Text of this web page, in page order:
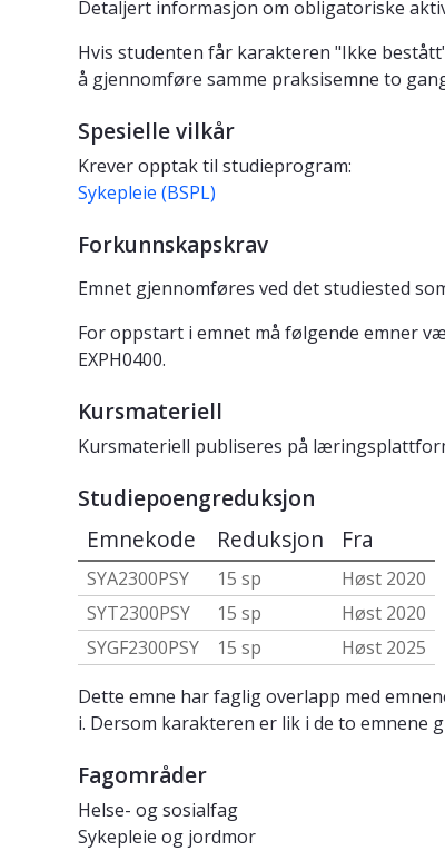
Detaljert informasjon om obligatoriske
Hvis studenten får karakteren "Ikke
å gjennomføre samme praksisemne to
Spesielle vilkår
Krever opptak til studieprogram:
Sykepleie (BSPL)
Forkunnskapskrav
Emnet gjennomføres ved det studiested
For oppstart i emnet må følgende emner være
EXPH0400.
Kursmateriell
Kursmateriell publiseres på
Studiepoengreduksjon
Emnekode Reduksjon Fra
SYA2300PSY 15 sp
Høst 2020
SYT2300PSY
15 sp
Høst 2020
SYGF2300PSY
15 sp
Høst 2025
Dette emne har faglig overlapp med
i. Dersom karakteren er lik i de to emnene
Fagområder
Helse- og sosialfag
Sykepleie og jordmor